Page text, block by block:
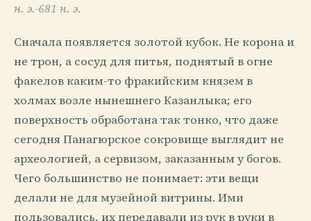
н. э.-681 н. э.
Сначала появляется золотой кубок. Не корона и
не трон, а сосуд для питья, поднятый в огне
факелов каким-то фракийским князем в
холмах возле нынешнего Казанлыка; его
поверхность обработана так тонко, что даже
сегодня Панагюрское сокровище выглядит не
археологией, а сервизом, заказанным у богов.
Чего большинство не понимает: эти вещи
делали не для музейной витрины. Ими
пользовались, их передавали из рук в руки в